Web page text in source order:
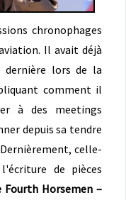
chronophages
Il avait déjà
dernière lors de la
comment il
à des meetings
depuis sa tendre
celle-
de pièces
Fourth Horsemen –